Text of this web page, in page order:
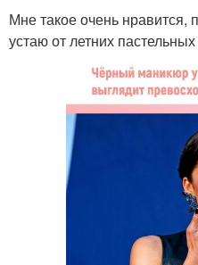
Мне такое очень нравится,
устаю от летних